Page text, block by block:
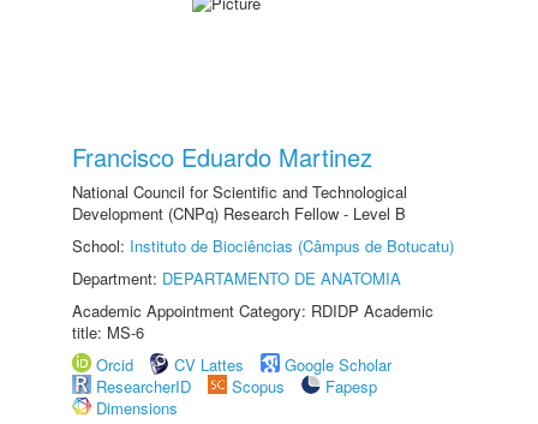
Francisco Eduardo Martinez
National Council for Scientific and Technological
Development (CNPq) Research Fellow - Level B
School: Instituto de Biociências (Câmpus de Botucatu)
Department: DEPARTAMENTO DE ANATOMIA
Academic Appointment Category: RDIDP Academic
title: MS-6
Orcid
CV Lattes
Google Scholar
ResearcherID
Scopus
Fapesp
Dimensions